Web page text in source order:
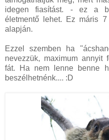
idegen fiasítást. - ez a
életmentő lehet. Ez máris
alapján.
Ezzel szemben ha
nevezzük, maximum annyit
fát. Ha nem lenne benne
beszélhetnénk.... :D